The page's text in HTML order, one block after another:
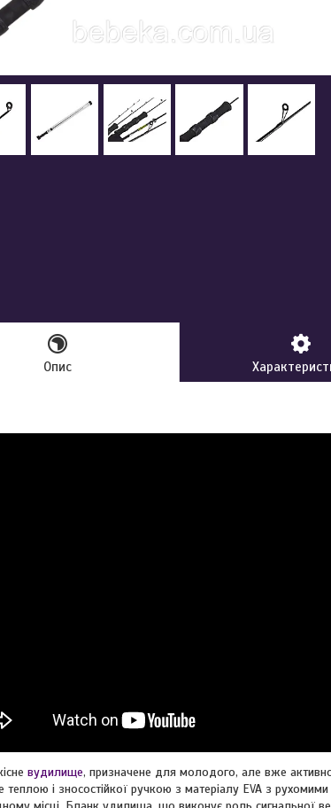
Опис
вудилище, призначене для молодого, але вже
теплою і зносостійкої ручкою з матеріалу EVA з